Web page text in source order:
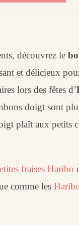
découvrez le
et délicieux
lors des fêtes d’
doigt sont
plaît aux petits
fraises Haribo
comme les